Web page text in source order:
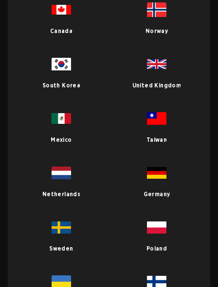
Canada Norway
South Korea United Kingdom
Mexico Taiwan
Netherlands Germany
Sweden Poland